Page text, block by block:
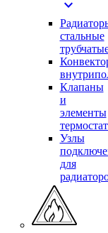
expand_more
стальные
Клапаны
и
элементы
Узлы
для